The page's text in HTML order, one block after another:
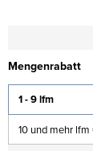
Mengenrabatt
1 - 9 lfm
10 und mehr lfm